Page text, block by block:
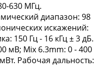
630 МГц.
диапазон: 98
искажений:
150 Гц - 16 кГц ± 3 дБ.
мВ; Mix 6.3mm: 0 - 400
Рабочая дальность: